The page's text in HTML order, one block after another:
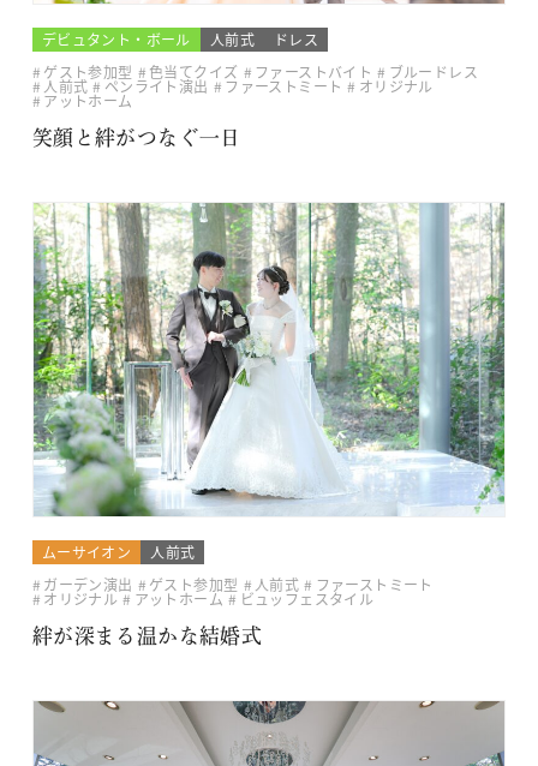
デビュタント・ボール 人前式
ドレス
ゲスト参加型
色当てクイズ ファーストバイト ブルードレス
人前式 ペンライト演出 ファーストミート オリジナル
アットホーム
笑顔と絆がつなぐ一日
ムーサイオン
人前式
ガーデン演出
ゲスト参加型 人前式 ファーストミート
オリジナル アットホーム
ビュッフェスタイル
絆が深まる温かな結婚式